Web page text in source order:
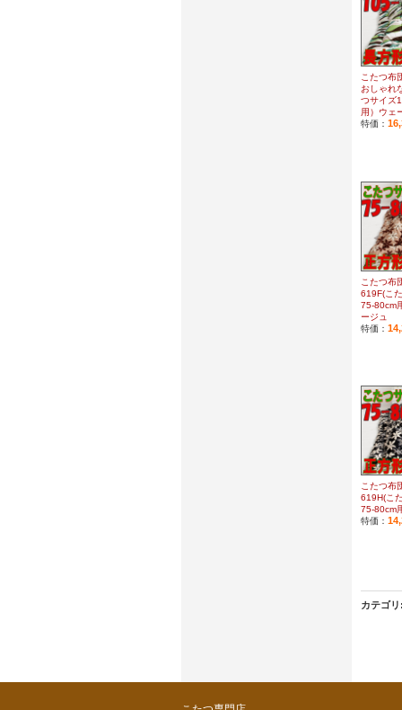
こたつ
おしゃれ
つサイズ
用）ウェ
特価：
こたつ
619F(こ
75-80cm
ージュ
特価：
こたつ
619H(こ
75-80cm
特価：
カテゴリ